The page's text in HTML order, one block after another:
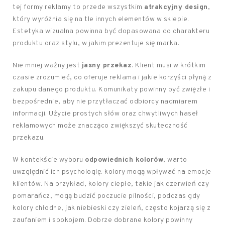
tej formy reklamy to przede wszystkim atrakcyjny design,
który wyróżnia się na tle innych elementów w sklepie.
Estetyka wizualna powinna być dopasowana do charakteru
produktu oraz stylu, w jakim prezentuje się marka.
Nie mniej ważny jest jasny przekaz. Klient musi w krótkim
czasie zrozumieć, co oferuje reklama i jakie korzyści płyną z
zakupu danego produktu. Komunikaty powinny być zwięzłe i
bezpośrednie, aby nie przytłaczać odbiorcy nadmiarem
informacji. Użycie prostych słów oraz chwytliwych haseł
reklamowych może znacząco zwiększyć skuteczność
przekazu.
W kontekście wyboru odpowiednich kolorów, warto
uwzględnić ich psychologię: kolory mogą wpływać na emocje
klientów. Na przykład, kolory ciepłe, takie jak czerwień czy
pomarańcz, mogą budzić poczucie pilności, podczas gdy
kolory chłodne, jak niebieski czy zieleń, często kojarzą się z
zaufaniem i spokojem. Dobrze dobrane kolory powinny